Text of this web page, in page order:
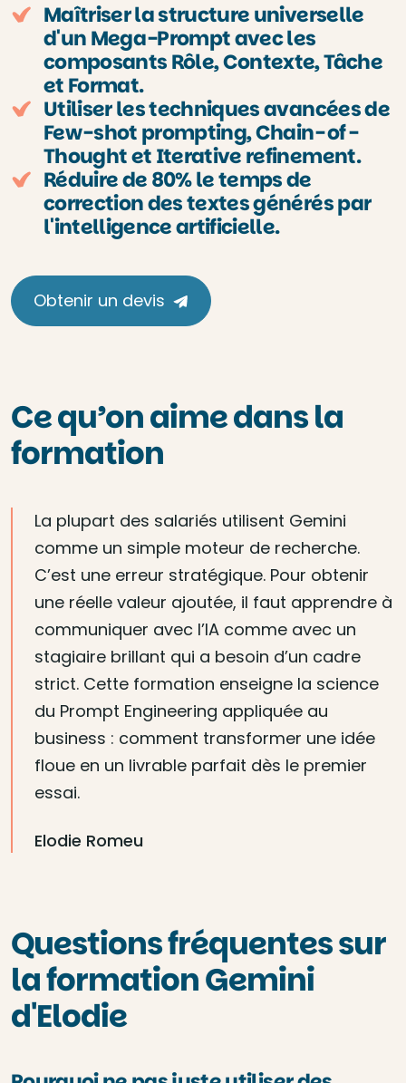
Maîtriser la structure universelle
d'un Mega-Prompt avec les
composants Rôle, Contexte, Tâche
et Format.
Utiliser les techniques avancées de
Few-shot prompting, Chain-of-
Thought et Iterative refinement.
Réduire de 80% le temps de
correction des textes générés par
l'intelligence artificielle.
Obtenir un devis
Ce qu’on aime dans la
formation
La plupart des salariés utilisent Gemini
comme un simple moteur de recherche.
C’est une erreur stratégique. Pour obtenir
une réelle valeur ajoutée, il faut apprendre à
communiquer avec l’IA comme avec un
stagiaire brillant qui a besoin d’un cadre
strict. Cette formation enseigne la science
du Prompt Engineering appliquée au
business : comment transformer une idée
floue en un livrable parfait dès le premier
essai.
Elodie Romeu
Questions fréquentes sur
la formation Gemini
d'Elodie